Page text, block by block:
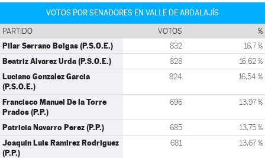
VOTOS POR SENADORES EN VALLE DE ABDALAJÍS
PARTIDO VOTOS %
Pilar Serrano Boigas (P.S.O.E.) 832 16,7 %
Beatriz Alvarez Urda (P.S.O.E.) 828 16,62 %
Luciano Gonzalez Garcia
(P.S.O.E.)
824 16,54 %
Francisco Manuel De la Torre
Prados (P.P.)
696 13,97 %
Patricia Navarro Perez (P.P.) 685 13,75 %
Joaquin Luis Ramirez Rodriguez
(P.P.)
681 13,67 %